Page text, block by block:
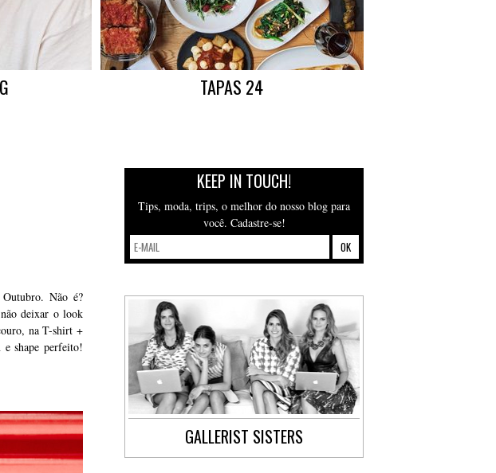
TAPAS 24
Não é?
deixar o look
na T-shirt +
shape perfeito!
KEEP IN TOUCH!
Tips, moda, trips, o melhor do nosso blog para
você. Cadastre-se!
GALLERIST SISTERS